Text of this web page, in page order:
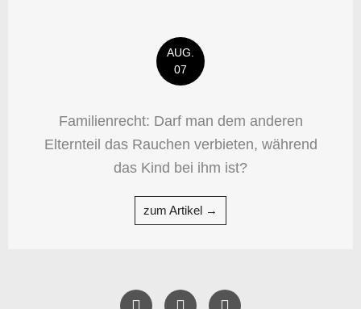
AUG.
07
Familienrecht: Darf man dem anderen
Elternteil das Rauchen verbieten, während
das Kind bei ihm ist?
zum Artikel →
F
T
Y